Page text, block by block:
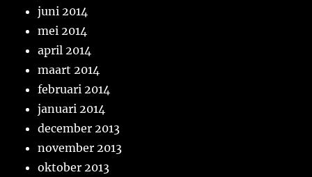
juni 2014
mei 2014
april 2014
maart 2014
februari 2014
januari 2014
december 2013
november 2013
oktober 2013